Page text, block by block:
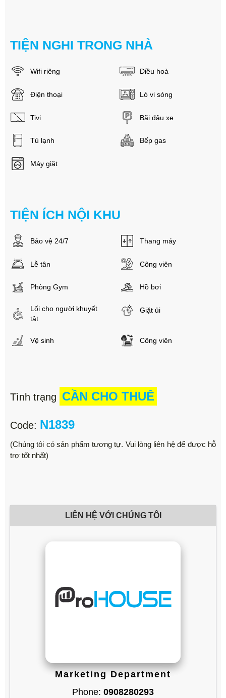
TIỆN NGHI TRONG NHÀ
Wifi riêng Điều hoà
Điện thoại Lò vi sóng
Tivi Bãi đậu xe
Tủ lạnh Bếp gas
Máy giặt
TIỆN ÍCH NỘI KHU
Bảo vệ 24/7 Thang máy
Lễ tân Công viên
Phòng Gym Hồ bơi
Lối cho người khuyết
tật
Giặt ủi
Vệ sinh Công viên
Tình trạng CẦN CHO THUÊ
Code: N1839
(Chúng tôi có sản phẩm tương tự. Vui lòng liên hệ để được hỗ
trợ tốt nhất)
LIÊN HỆ VỚI CHÚNG TÔI
Marketing Department
Phone: 0908280293